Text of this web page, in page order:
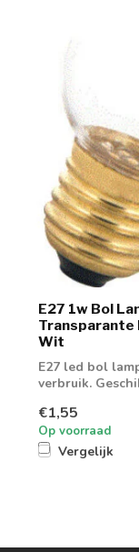
E27 1w Bol
Transparante
Wit
E27 led bol
verbruik.
€1,55
Op voorraad
Vergelijk